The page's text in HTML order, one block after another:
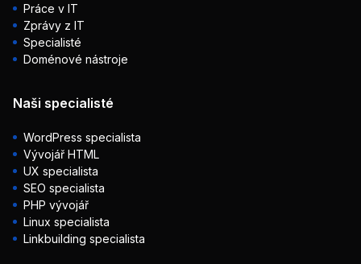
Práce v IT
Zprávy z IT
Specialisté
Doménové nástroje
Naši specialisté
WordPress specialista
Vývojář HTML
UX specialista
SEO specialista
PHP vývojář
Linux specialista
Linkbuilding specialista